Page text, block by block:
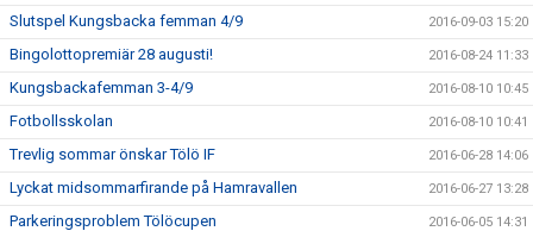
Slutspel Kungsbacka femman 4/9 2016-09-03 15:20
Bingolottopremiär 28 augusti! 2016-08-24 11:33
Kungsbackafemman 3-4/9 2016-08-10 10:45
Fotbollsskolan 2016-08-10 10:41
Trevlig sommar önskar Tölö IF 2016-06-28 14:06
Lyckat midsommarfirande på Hamravallen 2016-06-27 13:28
Parkeringsproblem Tölöcupen 2016-06-05 14:31